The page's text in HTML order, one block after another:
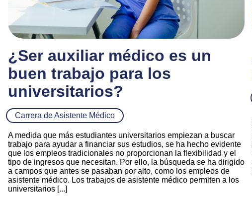
¿Ser auxiliar médico es un
buen trabajo para los
universitarios?
Carrera de Asistente Médico
A medida que más estudiantes universitarios empiezan a buscar
trabajo para ayudar a financiar sus estudios, se ha hecho evidente
que los empleos tradicionales no proporcionan la flexibilidad y el
tipo de ingresos que necesitan. Por ello, la búsqueda se ha dirigido
a campos que antes se pasaban por alto, como los empleos de
asistente médico. Los trabajos de asistente médico permiten a los
universitarios [...]